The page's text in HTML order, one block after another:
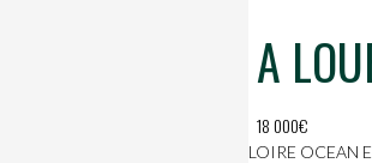
18 000€
LOIRE OCEAN